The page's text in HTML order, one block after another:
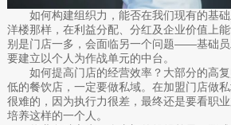
如何构建组织力，能否在我们现有的基础
洋楼那样，在利益分配、分红及企业价值上
别是门店一多，会面临另一个问题——基础
要建立以个人为作战单元的中台。
如何提高门店的经营效率？大部分的高复
低的餐饮店，一定要做私域。在加盟门店做
很难的，因为执行力很差，最终还是要看职
培养这样的一个人。